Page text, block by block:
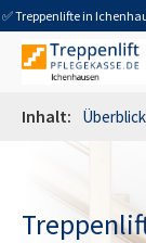
✅ Treppenlifte in
Inhalt: Überblick